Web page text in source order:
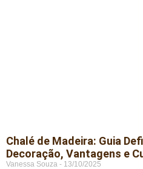
Chalé de Madeira: Guia
Decoração, Vantagens e
Vanessa Souza 13/10/2025